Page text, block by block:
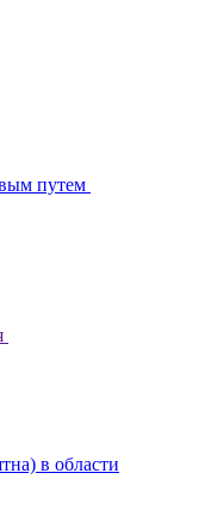
путем
в области